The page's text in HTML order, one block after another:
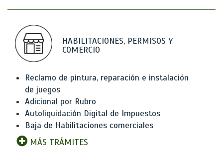
HABILITACIONES, PERMISOS Y
COMERCIO
Reclamo de pintura, reparación e instalación
de juegos
Adicional por Rubro
Autoliquidación Digital de Impuestos
Baja de Habilitaciones comerciales
MÁS TRÁMITES